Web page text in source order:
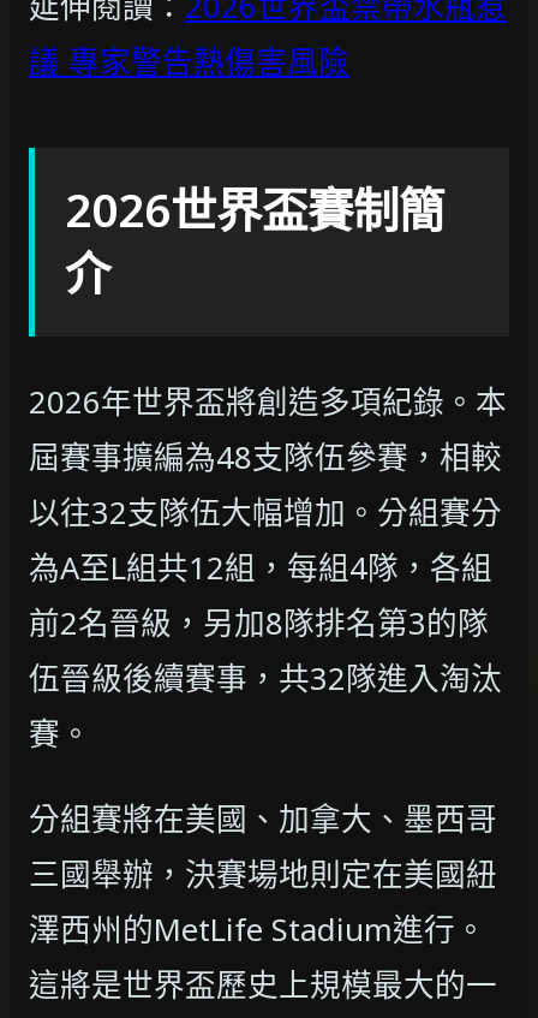
議 專家警告熱傷害風險
2026世界盃賽制簡
介
2026年世界盃將創造多項紀錄。本
屆賽事擴編為48支隊伍參賽，相較
以往32支隊伍大幅增加。分組賽分
為A至L組共12組，每組4隊，各組
前2名晉級，另加8隊排名第3的隊
伍晉級後續賽事，共32隊進入淘汰
賽。
分組賽將在美國、加拿大、墨西哥
三國舉辦，決賽場地則定在美國紐
澤西州的MetLife Stadium進行。
這將是世界盃歷史上規模最大的一